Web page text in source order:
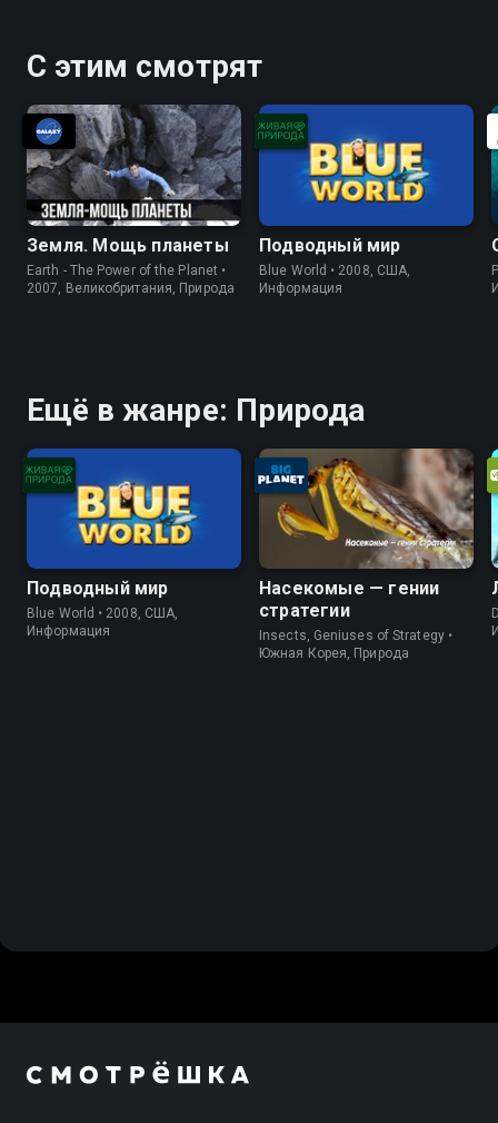
С этим смотрят
Земля. Мощь планеты
Earth - The Power of the Planet •
2007, Великобритания, Природа
Подводный мир
Blue World • 2008, США,
Информация
Ещё в жанре: Природа
Подводный мир
Blue World • 2008, США,
Информация
Насекомые — гении
стратегии
Insects, Geniuses of Strategy •
Южная Корея, Природа